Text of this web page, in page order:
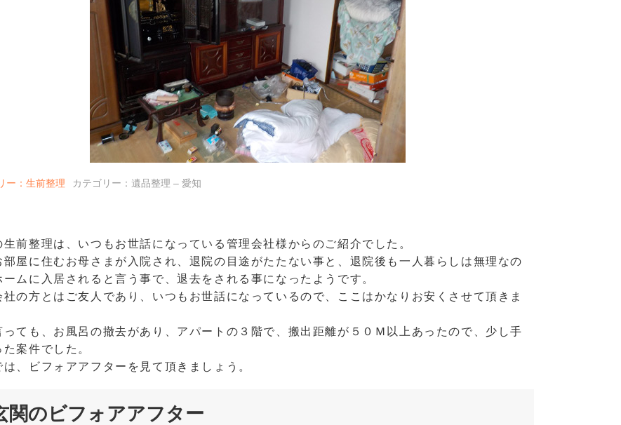
ー：生前整理 カテゴリー：遺品整理 – 愛知
生前整理は、いつもお世話になっている管理会社様からのご紹介でした。
部屋に住むお母さまが入院され、退院の目途がたたない事と、退院後も一人暮らしは無理なの
ームに入居されると言う事で、退去をされる事になったようです。
社の方とはご友人であり、いつもお世話になっているので、ここはかなりお安くさせて頂きま
っても、お風呂の撤去があり、アパートの３階で、搬出距離が５０Ｍ以上あったので、少し手
た案件でした。
は、ビフォアアフターを見て頂きましょう。
関のビフォアアフター